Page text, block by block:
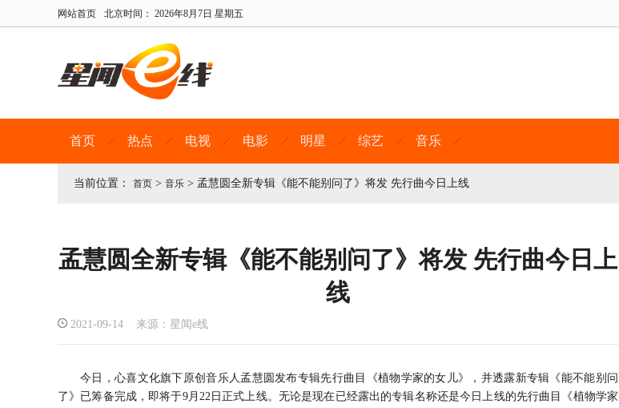
网站首页 北京时间： 2026年8月7日 星期五
首页 热点 电视 电影 明星 综艺 音乐
当前位置： 首页 > 音乐 > 孟慧圆全新专辑《能不能别问了》将发 先行曲今日上线
孟慧圆全新专辑《能不能别问了》将发 先行曲今日上
线
2021-09-14 来源：星闻e线
今日，心喜文化旗下原创音乐人孟慧圆发布专辑先行曲目《植物学家的女儿》，并透露新专辑《能不能别问
了》已筹备完成，即将于9月22日正式上线。无论是现在已经露出的专辑名称还是今日上线的先行曲目《植物学家